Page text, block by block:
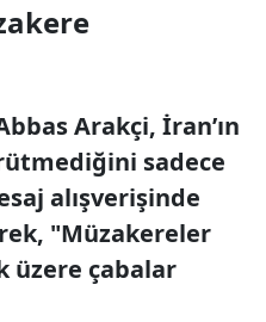
Arakçi, İran’ın
sadece
alışverişinde
"Müzakereler
üzere çabalar